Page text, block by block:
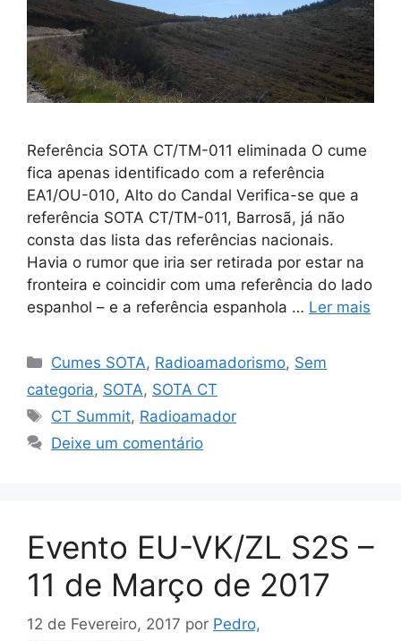
Referência SOTA CT/TM-011 eliminada O cume
fica apenas identificado com a referência
EA1/OU-010, Alto do Candal Verifica-se que a
referência SOTA CT/TM-011, Barrosã, já não
consta das lista das referências nacionais.
Havia o rumor que iria ser retirada por estar na
fronteira e coincidir com uma referência do lado
espanhol – e a referência espanhola … Ler mais
Categorias
Cumes SOTA, Radioamadorismo, Sem
categoria, SOTA, SOTA CT
Etiquetas
CT Summit, Radioamador
Deixe um comentário
Evento EU-VK/ZL S2S –
11 de Março de 2017
12 de Fevereiro, 2017 por Pedro,